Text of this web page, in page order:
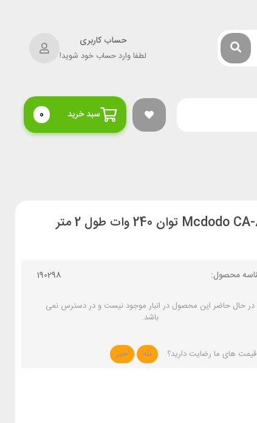
حساب کاربری
لطفا وارد حساب خود شوید!
سبد خرید 0
محصول: 190298
در حال حاضر این محصول در انبار موجود نیست و در دسترس نمی
باشد.
قیمت های ما رضایت دارید؟ بله خیر